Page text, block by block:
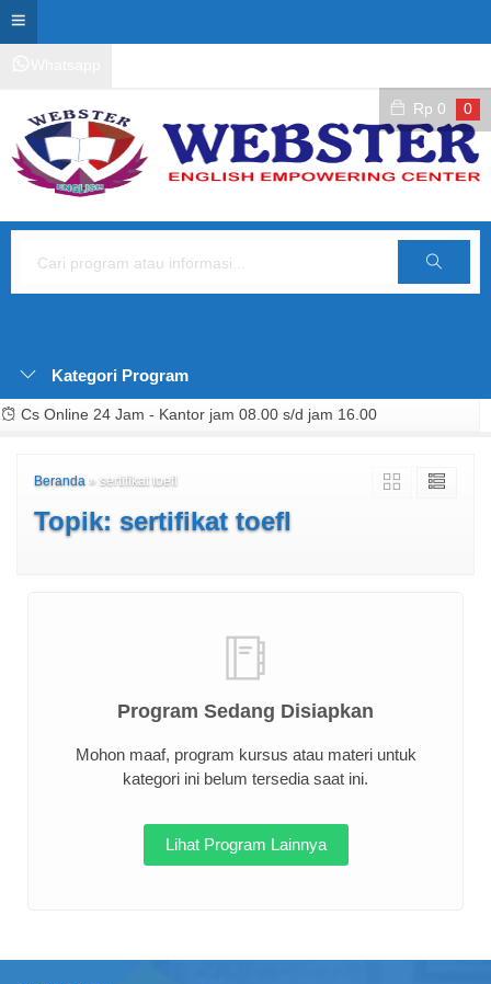
Rp 0 0
Cari
Kategori Program
Cs Online 24 Jam - Kantor jam 08.00 s/d jam 16.00
Beranda » sertifikat toefl
Topik: sertifikat toefl
Program Sedang Disiapkan
Mohon maaf, program kursus atau materi untuk
kategori ini belum tersedia saat ini.
Lihat Program Lainnya